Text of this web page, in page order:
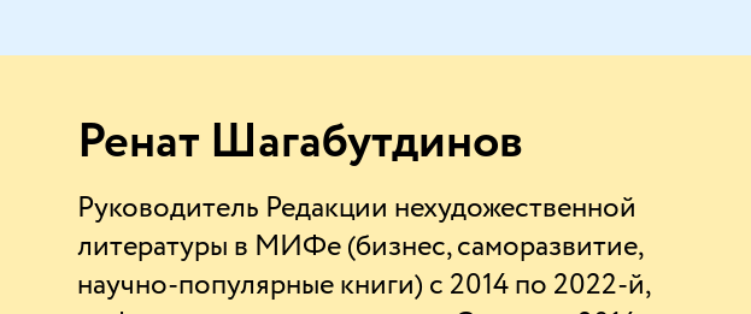
Ренат Шагабутдинов
Руководитель Редакции нехудожественной
литературы в МИФе (бизнес, саморазвитие,
научно-популярные книги) с 2014 по 2022-й,